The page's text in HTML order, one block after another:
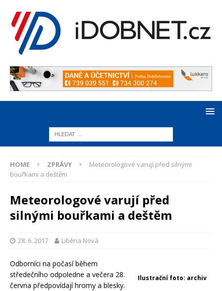
HOME ZPRÁVY
Meteorologové varují před silnými
bouřkami a deštěm
Meteorologové varují před
silnými bouřkami a deštěm
28. 6. 2017 Liběna Nová
Ilustrační foto: archiv
Odborníci na počasí během
středečního odpoledne a večera 28.
června předpovídají hromy a blesky.